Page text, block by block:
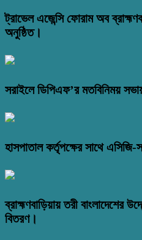
ট্রাভেল এজেন্সি ফোরাম অব
অনুষ্ঠিত।
সরাইলে ডিপিএফ’র মতবিনিময়
হাসপাতাল কর্তৃপক্ষের সাথে
ব্রাহ্মণবাড়িয়ায় তরী বাংলাদেশের
বিতরণ।